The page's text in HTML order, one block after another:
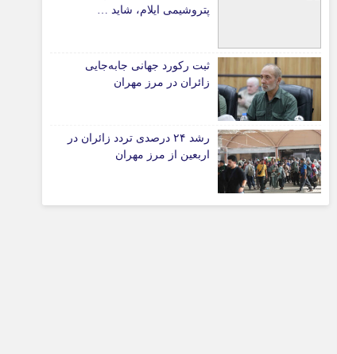
پیوندهای سایت
پتروشیمی ایلام، شاید …
ثبت رکورد جهانی جابه‌جایی
زائران در مرز مهران
رشد ۲۴ درصدی تردد زائران در
اربعین از مرز مهران